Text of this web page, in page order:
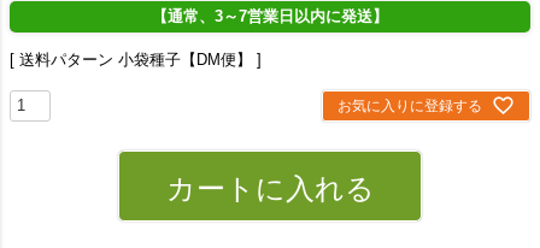
【通常、3～7営業日以内に発送】
送料パターン 小袋種子【DM便】
お気に入りに登録する
カートに入れる